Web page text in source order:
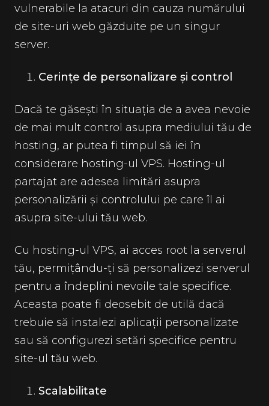
vulnerabile la atacuri din cauza numărului
de site-uri web găzduite pe un singur
server.
Cerințe de personalizare și control
Dacă te găsești în situația de a avea nevoie
de mai mult control asupra mediului tău de
hosting, ar putea fi timpul să iei în
considerare hosting-ul VPS. Hosting-ul
partajat are adesea limitări asupra
personalizării și controlului pe care îl ai
asupra site-ului tău web.
Cu hosting-ul VPS, ai acces root la serverul
tău, permițându-ți să personalizezi serverul
pentru a îndeplini nevoile tale specifice.
Aceasta poate fi deosebit de utilă dacă
trebuie să instalezi aplicații personalizate
sau să configurezi setări specifice pentru
site-ul tău web.
Scalabilitate